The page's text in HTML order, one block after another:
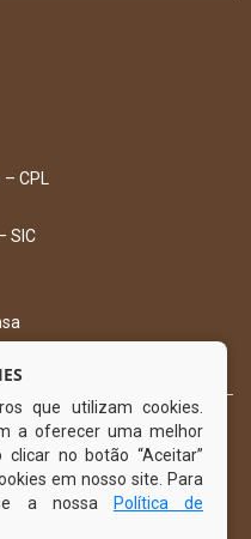
CPL
SIC
que utilizam cookies.
a oferecer uma melhor
no botão “Aceitar”
em nosso site. Para
a nossa
Política de